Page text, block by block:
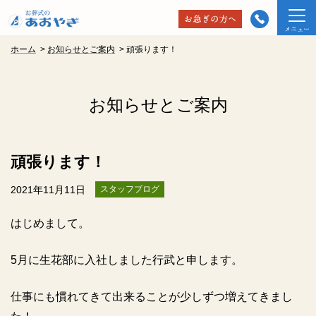
ホーム > お知らせとご案内 > 頑張ります！
お知らせとご案内
頑張ります！
2021年11月11日 スタッフブログ
はじめまして。
5月に生花部に入社しました行武と申します。
仕事にも慣れてきて出来ることが少しずつ増えてきまし